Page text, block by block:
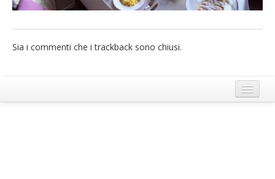
Italiano
Sia i commenti che i trackback sono chiusi.